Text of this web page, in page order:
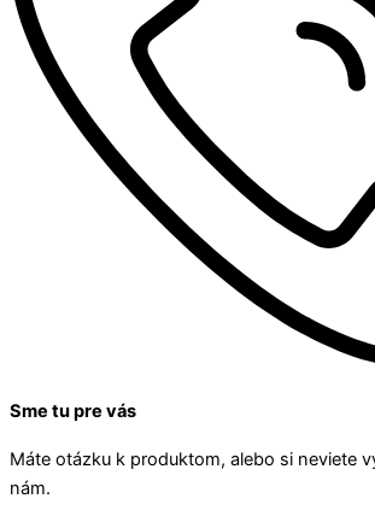
Sme tu pre vás
Máte otázku k produktom, alebo si neviete
nám.